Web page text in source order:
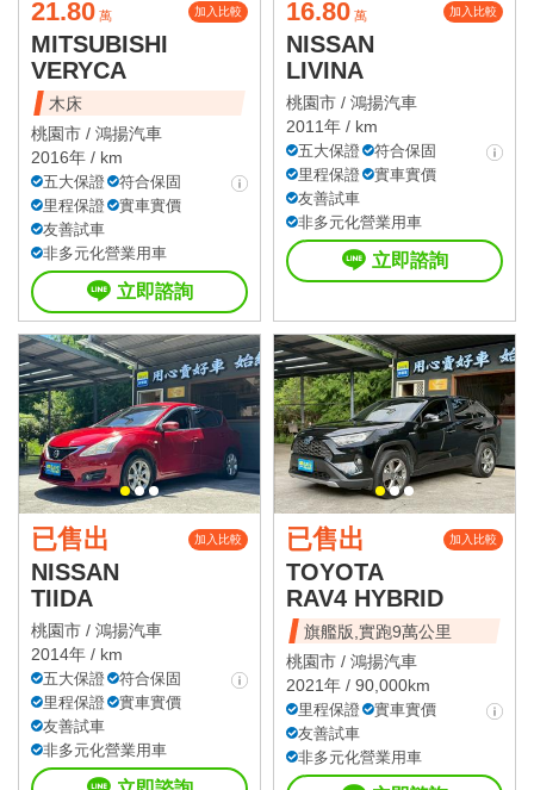
21.80 萬 加入比較
MITSUBISHI
VERYCA
木床
桃園市 / 鴻揚汽車
2016年 / km
五大保證
符合保固
里程保證
實車實價
友善試車
非多元化營業用車
立即諮詢
16.80 萬 加入比較
NISSAN
LIVINA
桃園市 / 鴻揚汽車
2011年 / km
五大保證
符合保固
里程保證
實車實價
友善試車
非多元化營業用車
立即諮詢
已售出 加入比較
NISSAN
TIIDA
桃園市 / 鴻揚汽車
2014年 / km
五大保證
符合保固
里程保證
實車實價
友善試車
非多元化營業用車
已售出 加入比較
TOYOTA
RAV4 HYBRID
旗艦版,實跑9萬公里
桃園市 / 鴻揚汽車
2021年 / 90,000km
里程保證
實車實價
友善試車
非多元化營業用車